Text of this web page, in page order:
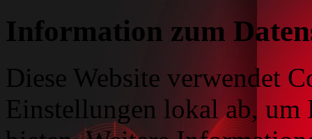
Information zum
Diese Website verwendet
Einstellungen lokal ab, um